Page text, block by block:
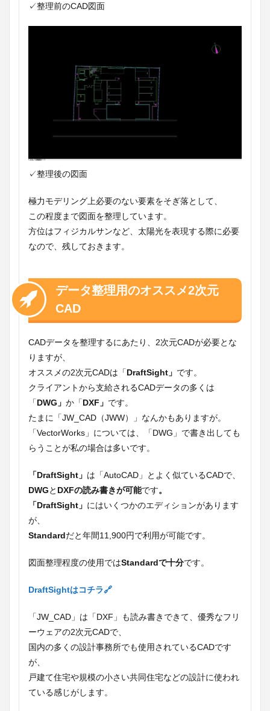
✓整理前のCAD図面
✓整理後の図面
極力モデリング上必要のない要素をそぎ落として、
この程度まで図面を整理しています。
方位はフィジカルサンなど、太陽光を表現する際に必要
なので、残しておきます。
データ整理用のオススメ2次元
CAD
CADデータを整理するにあたり、2次元CADが必要とな
りますが、
オススメの2次元CADは「DraftSight」 です。
クライアントから支給されるCADデータの多くは
「DWG」 か「DXF」 です。
たまに「JW_CAD（JWW）」なんかもありますが。
「VectorWorks」については、「DWG」で書き出しても
らうことが私の場合は多いです。
「DraftSight」 は「AutoCAD」とよく似ているCADで、
DWGと DXFの読み書きが可能です。
「DraftSight」 にはいくつかのエディションがあります
が、
Standardだと年間11,900円で利用が可能です。
図面整理程度の使用ではStandardで十分です。
DraftSightはコチラ🔗
「JW_CAD」は「DXF」も読み書きできて、優秀なフリ
ーウェアの2次元CADで、
国内の多くの設計事務所でも使用されているCADです
が、
戸建て住宅や規模の小さい共同住宅などの設計に使われ
ている感じがします。